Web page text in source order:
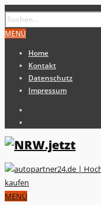
MENÜ
Home
Kontakt
Datenschutz
Impressum
MENÜ